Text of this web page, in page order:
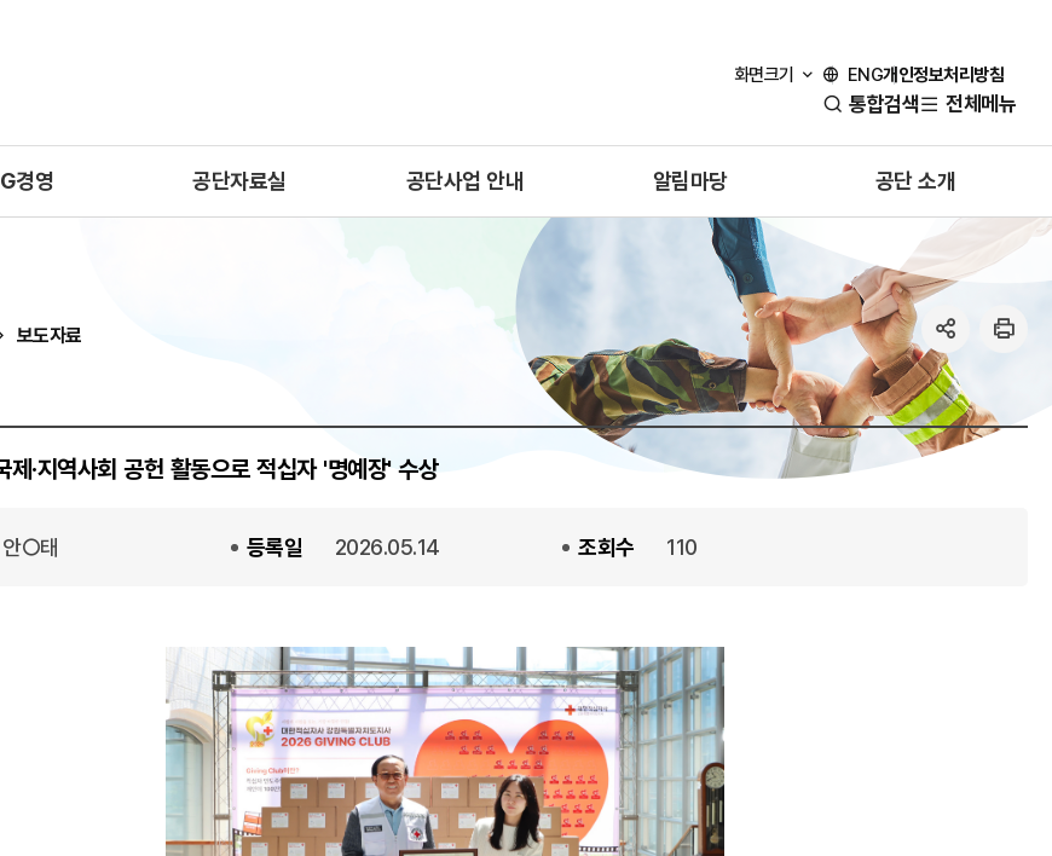
화면크기 ENG개인정보처리방침
통합검색 전체메뉴
경영 공단자료실 공단사업 안내 알림마당 공단 소개
보도자료
공
유
인
제·지역사회 공헌 활동으로 적십자 '명예장' 수상
안○태 등록일 2026.05.14 조회수 110